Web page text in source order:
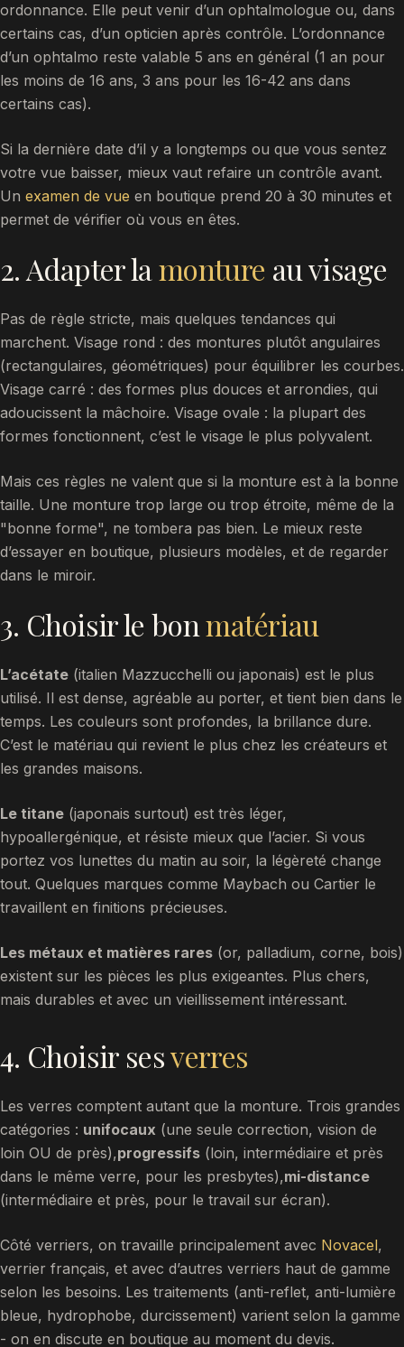
ordonnance. Elle peut venir d’un ophtalmologue ou, dans
certains cas, d’un opticien après contrôle. L’ordonnance
d’un ophtalmo reste valable 5 ans en général (1 an pour
les moins de 16 ans, 3 ans pour les 16-42 ans dans
certains cas).
Si la dernière date d’il y a longtemps ou que vous sentez
votre vue baisser, mieux vaut refaire un contrôle avant.
Un examen de vue en boutique prend 20 à 30 minutes et
permet de vérifier où vous en êtes.
2. Adapter lamonture au visage
Pas de règle stricte, mais quelques tendances qui
marchent. Visage rond : des montures plutôt angulaires
(rectangulaires, géométriques) pour équilibrer les courbes.
Visage carré : des formes plus douces et arrondies, qui
adoucissent la mâchoire. Visage ovale : la plupart des
formes fonctionnent, c’est le visage le plus polyvalent.
Mais ces règles ne valent que si la monture est à la bonne
taille. Une monture trop large ou trop étroite, même de la
"bonne forme", ne tombera pas bien. Le mieux reste
d’essayer en boutique, plusieurs modèles, et de regarder
dans le miroir.
3. Choisir le bonmatériau
L’acétate (italien Mazzucchelli ou japonais) est le plus
utilisé. Il est dense, agréable au porter, et tient bien dans le
temps. Les couleurs sont profondes, la brillance dure.
C’est le matériau qui revient le plus chez les créateurs et
les grandes maisons.
Le titane (japonais surtout) est très léger,
hypoallergénique, et résiste mieux que l’acier. Si vous
portez vos lunettes du matin au soir, la légèreté change
tout. Quelques marques comme Maybach ou Cartier le
travaillent en finitions précieuses.
Les métaux et matières rares (or, palladium, corne, bois)
existent sur les pièces les plus exigeantes. Plus chers,
mais durables et avec un vieillissement intéressant.
4. Choisir sesverres
Les verres comptent autant que la monture. Trois grandes
catégories : unifocaux (une seule correction, vision de
loin OU de près),progressifs (loin, intermédiaire et près
dans le même verre, pour les presbytes),mi-distance
(intermédiaire et près, pour le travail sur écran).
Côté verriers, on travaille principalement avec Novacel,
verrier français, et avec d’autres verriers haut de gamme
selon les besoins. Les traitements (anti-reflet, anti-lumière
bleue, hydrophobe, durcissement) varient selon la gamme
- on en discute en boutique au moment du devis.